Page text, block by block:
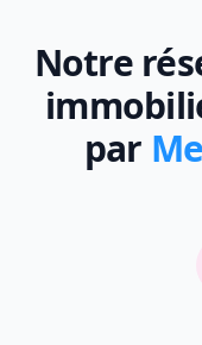
Notre
par